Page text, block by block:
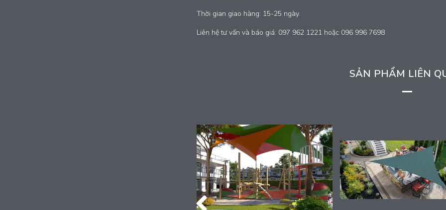
Thời gian giao hàng: 15-25 ngày.
Liên hệ tư vấn và báo giá: 097 962 1221 hoặc 096 996 7698
SẢN PHẨM LIÊN